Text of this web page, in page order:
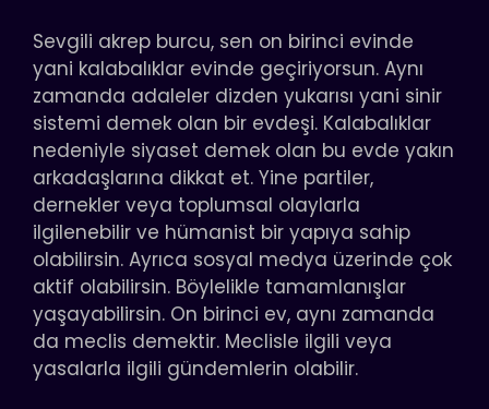
Sevgili akrep burcu, sen on birinci evinde
yani kalabalıklar evinde geçiriyorsun. Aynı
zamanda adaleler dizden yukarısı yani sinir
sistemi demek olan bir evdeşi. Kalabalıklar
nedeniyle siyaset demek olan bu evde yakın
arkadaşlarına dikkat et. Yine partiler,
dernekler veya toplumsal olaylarla
ilgilenebilir ve hümanist bir yapıya sahip
olabilirsin. Ayrıca sosyal medya üzerinde çok
aktif olabilirsin. Böylelikle tamamlanışlar
yaşayabilirsin. On birinci ev, aynı zamanda
da meclis demektir. Meclisle ilgili veya
yasalarla ilgili gündemlerin olabilir.